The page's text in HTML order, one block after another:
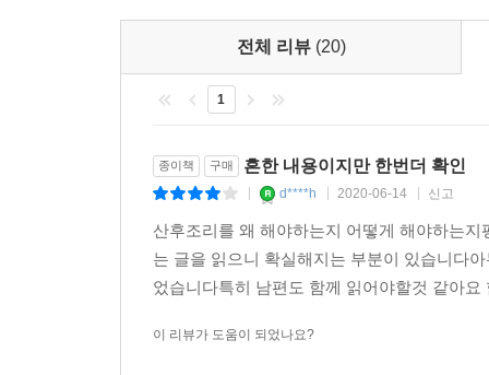
찾아낼 수 있으며, 스스로 취하고 버려야 할 것을
특히 산모라면 누구나 궁금해 하는 출산 후 건강
있는 문제제기를 통해 가족들이 산모를 배려하고
산후조리란 단지 출산 후 몇 주간의 회복기간
좌우된다. 아이 키우랴, 집안일 하랴, 사회생활에
기점으로 여성은 몸과 마음의 변화는 물론이고
것이다.
전체 리뷰 (20)
1
종이책 구매 흔한 내용이지만 한번더 확인
d****h 2020-06-14 신고
산후조리를 왜 해야하는지 어떻게 해야하는
는 글을 읽으니 확실해지는 부분이 있습니다
었습니다특히 남편도 함께 읽어야할것 같아
이 리뷰가 도움이 되었나요?